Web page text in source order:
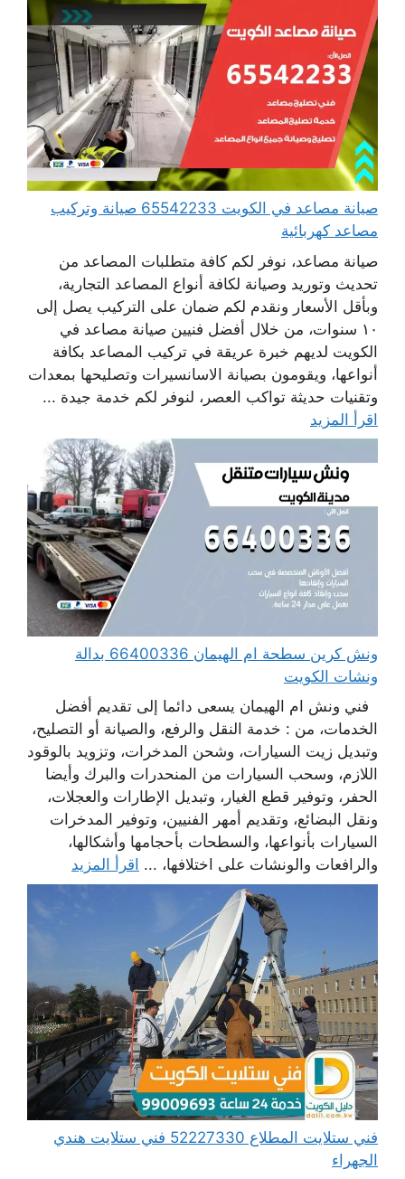
صيانة مصاعد في الكويت 65542233 صيانة وتركيب
مصاعد كهربائية
صيانة مصاعد، نوفر لكم كافة متطلبات المصاعد من
تحديث وتوريد وصيانة لكافة أنواع المصاعد التجارية،
وبأقل الأسعار ونقدم لكم ضمان على التركيب يصل إلى
١٠ سنوات، من خلال أفضل فنيين صيانة مصاعد في
الكويت لديهم خبرة عريقة في تركيب المصاعد بكافة
أنواعها، ويقومون بصيانة الاسانسيرات وتصليحها بمعدات
وتقنيات حديثة تواكب العصر، لنوفر لكم خدمة جيدة ...
اقرأ المزيد
ونش كرين سطحة ام الهيمان 66400336 بدالة
ونشات الكويت
فني ونش ام الهيمان يسعى دائما إلى تقديم أفضل
الخدمات، من : خدمة النقل والرفع، والصيانة أو التصليح،
وتبديل زيت السيارات، وشحن المدخرات، وتزويد بالوقود
اللازم، وسحب السيارات من المنحدرات والبرك وأيضا
الحفر، وتوفير قطع الغيار، وتبديل الإطارات والعجلات،
ونقل البضائع، وتقديم أمهر الفنيين، وتوفير المدخرات
السيارات بأنواعها، والسطحات بأحجامها وأشكالها،
والرافعات والونشات على اختلافها، ... اقرأ المزيد
فني ستلايت المطلاع 52227330 فني ستلايت هندي
الجهراء